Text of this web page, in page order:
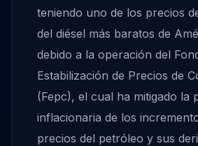
teniendo uno de los precios
del diésel más baratos de
debido a la operación del
Estabilización de Precios de
(Fepc), el cual ha mitigado la
inflacionaria de los
precios del petróleo y sus